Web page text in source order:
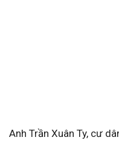
Anh Trần Xuân Ty, cư